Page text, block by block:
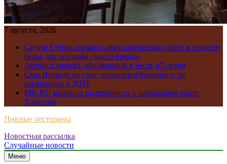
7 августа, 2026
Сидни Суини вызвала ажиотаж новыми фото в нижнем
белье для рекламы своего бренда
Актриса снялась обнаженной в честь 47-летия
Сын Иствуда не смог оплакать избранницу, не
выжившую в ДТП
MK.RU выяснил подробности о пропавшем брате
Хазанова
Пивные рестораны
Новостная рассылка
Случайные новости
Меню